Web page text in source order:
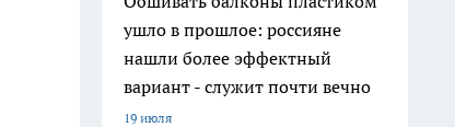
ушло в прошлое: россияне
нашли более эффектный
вариант - служит почти вечно
19 июля